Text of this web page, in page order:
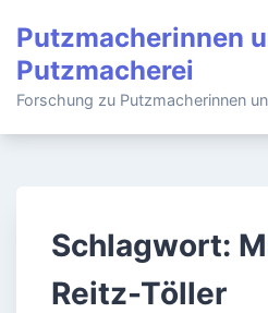
content
Putzmacherinnen
Putzmacherei
Forschung zu Putzmacherinnen
Schlagwort:
Reitz-Töller